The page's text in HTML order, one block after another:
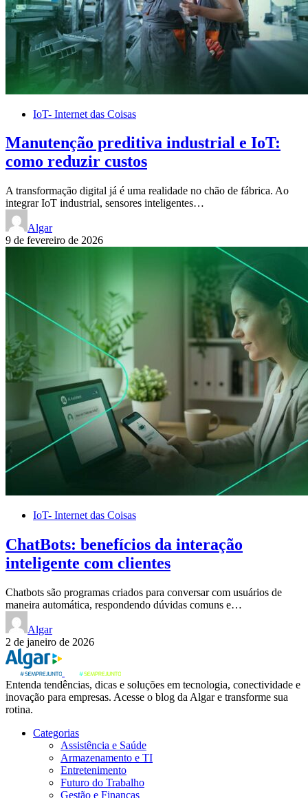
IoT- Internet das Coisas
Manutenção preditiva industrial e IoT:
como reduzir custos
A transformação digital já é uma realidade no chão de fábrica. Ao
integrar IoT industrial, sensores inteligentes…
Algar
9 de fevereiro de 2026
IoT- Internet das Coisas
ChatBots: benefícios da interação
inteligente com clientes
Chatbots são programas criados para conversar com usuários de
maneira automática, respondendo dúvidas comuns e…
Algar
2 de janeiro de 2026
Entenda tendências, dicas e soluções em tecnologia, conectividade e
inovação para empresas. Acesse o blog da Algar e transforme sua
rotina.
Categorias
Assistência e Saúde
Armazenamento e TI
Entretenimento
Futuro do Trabalho
Gestão e Finanças